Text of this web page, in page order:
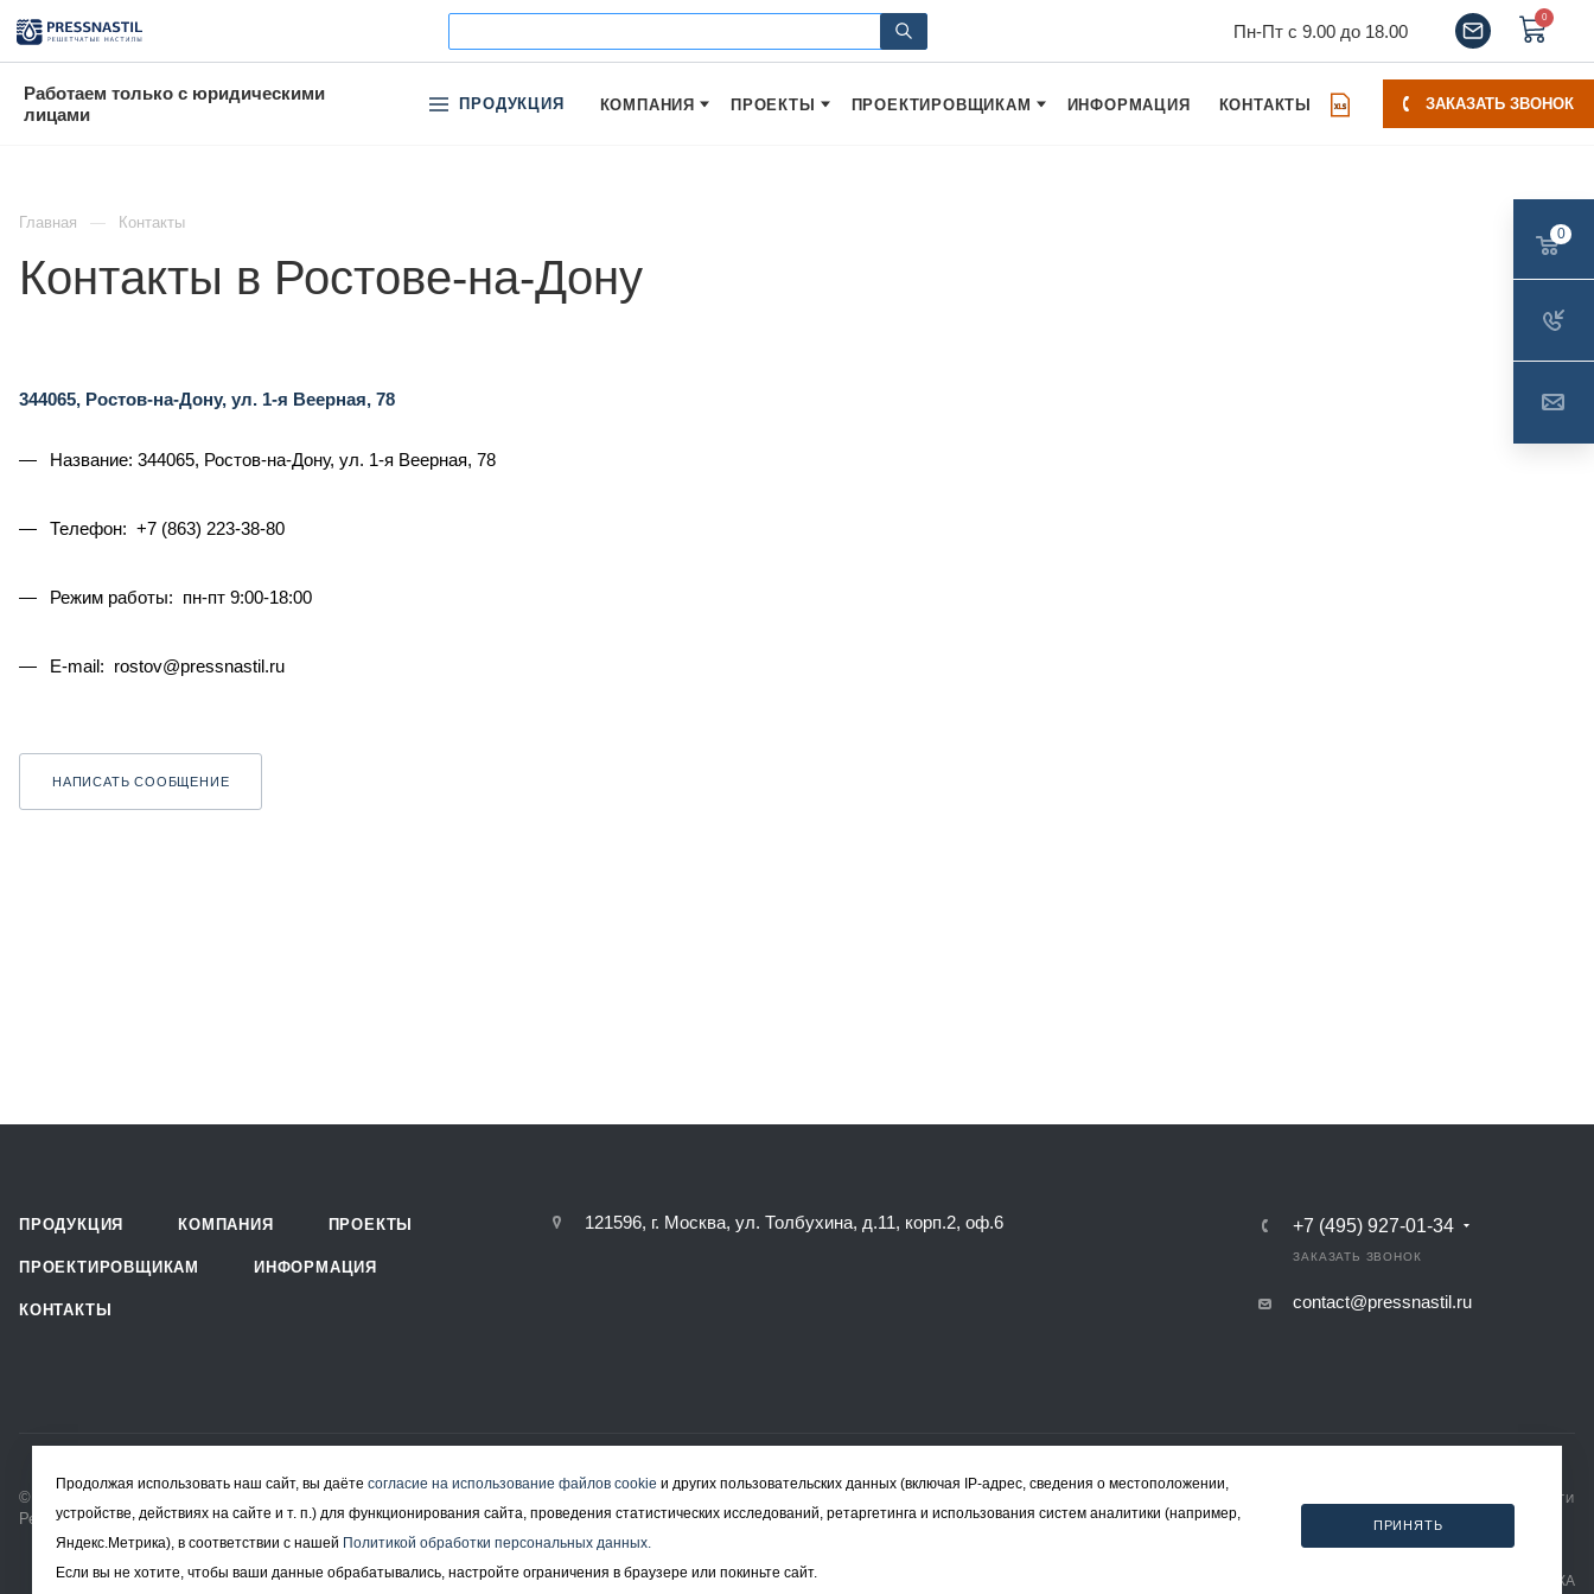
Пн-Пт с 9.00 до 18.00
0
Работаем только с юридическими
лицами
ПРОДУКЦИЯ КОМПАНИЯ ПРОЕКТЫ ПРОЕКТИРОВЩИКАМ ИНФОРМАЦИЯ КОНТАКТЫ ЗАКАЗАТЬ ЗВОНОК
Главная Контакты
Контакты в Ростове-на-Дону
344065, Ростов-на-Дону, ул. 1-я Веерная, 78
Название: 344065, Ростов-на-Дону, ул. 1-я Веерная, 78
Телефон: +7 (863) 223-38-80
Режим работы: пн-пт 9:00-18:00
E-mail: rostov@pressnastil.ru
НАПИСАТЬ СООБЩЕНИЕ
ПРОДУКЦИЯ КОМПАНИЯ ПРОЕКТЫ
ПРОЕКТИРОВЩИКАМ ИНФОРМАЦИЯ
КОНТАКТЫ
121596, г. Москва, ул. Толбухина, д.11, корп.2, оф.6 +7 (495) 927-01-34
ЗАКАЗАТЬ ЗВОНОК
contact@pressnastil.ru
ПОЛИТИКА КОНФИДЕНЦИАЛЬНОСТИ
ПОЛИТИКА ИСПОЛЬЗОВАНИЯ ФАЙЛОВ COOKIE
СОГЛАСИЕ НА ОБРАБОТКУ ПЕРСОНАЛЬНЫХ ДАННЫХ
© 2008-2026 Все права защищены.
Решетчатый настил в Москве
Разработка и продвижение - ЭВРИКА
0
Продолжая использовать наш сайт, вы даёте согласие на использование файлов cookie и других пользовательских данных (включая IP-адрес, сведения о местоположении,
устройстве, действиях на сайте и т. п.) для функционирования сайта, проведения статистических исследований, ретаргетинга и использования систем аналитики (например,
Яндекс.Метрика), в соответствии с нашей Политикой обработки персональных данных.
Если вы не хотите, чтобы ваши данные обрабатывались, настройте ограничения в браузере или покиньте сайт.
ПРИНЯТЬ